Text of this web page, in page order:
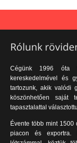
Rólunk
Cégünk 1996 óta
kereskedelmével és
tartozunk, akik valódi
köszönhetően saját
tapasztalattal
Évente több mint 1500
piacon és exportra.